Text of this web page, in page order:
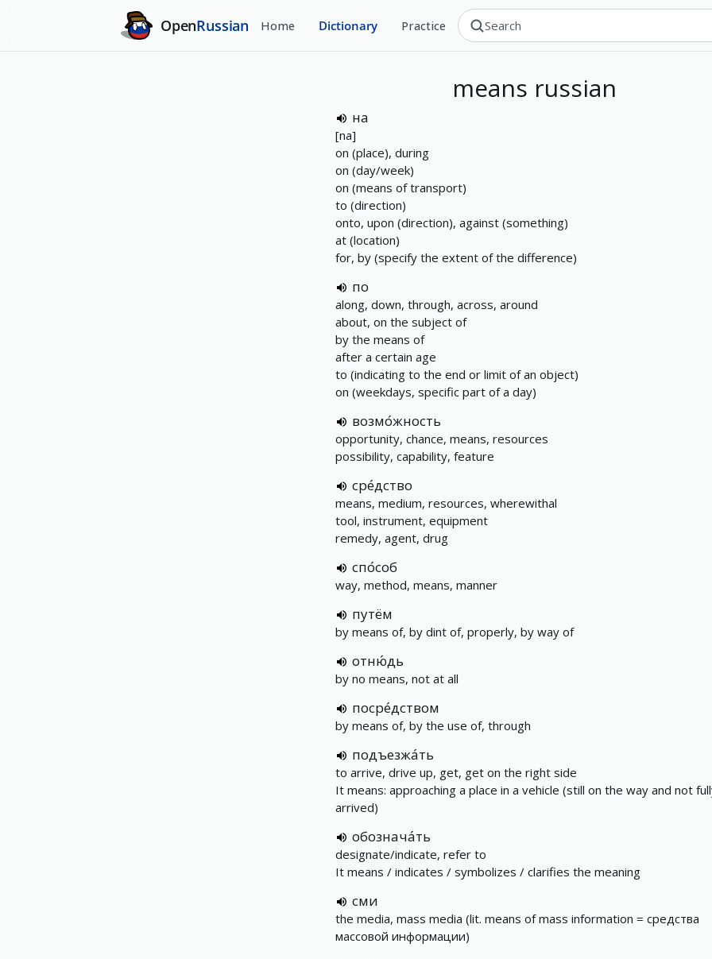
OpenRussian Home Dictionary Practice
means russian
на
[na]
on (place), during
on (day/week)
on (means of transport)
to (direction)
onto, upon (direction), against (something)
at (location)
for, by (specify the extent of the difference)
по
along, down, through, across, around
about, on the subject of
by the means of
after a certain age
to (indicating to the end or limit of an object)
on (weekdays, specific part of a day)
возмо́жность
opportunity, chance, means, resources
possibility, capability, feature
сре́дство
means, medium, resources, wherewithal
tool, instrument, equipment
remedy, agent, drug
спо́соб
way, method, means, manner
путём
by means of, by dint of, properly, by way of
отню́дь
by no means, not at all
посре́дством
by means of, by the use of, through
подъезжа́ть
to arrive, drive up, get, get on the right side
It means: approaching a place in a vehicle (still on the way and not
arrived)
обознача́ть
designate/indicate, refer to
It means / indicates / symbolizes / clarifies the meaning
сми
the media, mass media (lit. means of mass information = средства
массовой информации)